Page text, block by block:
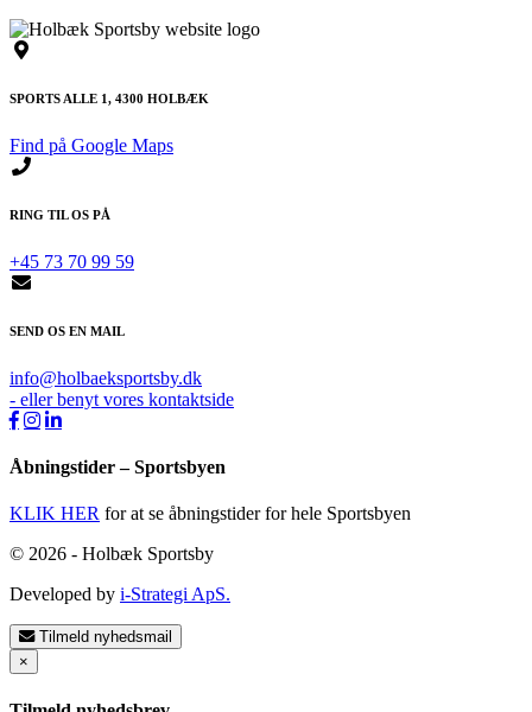
SPORTS ALLE 1, 4300 HOLBÆK
Find på Google Maps
RING TIL OS PÅ
+45 73 70 99 59
SEND OS EN MAIL
info@holbaeksportsby.dk
- eller benyt vores kontaktside
Åbningstider – Sportsbyen
KLIK HER for at se åbningstider for hele Sportsbyen
© 2026 - Holbæk Sportsby
Developed by i-Strategi ApS.
Tilmeld nyhedsmail
×